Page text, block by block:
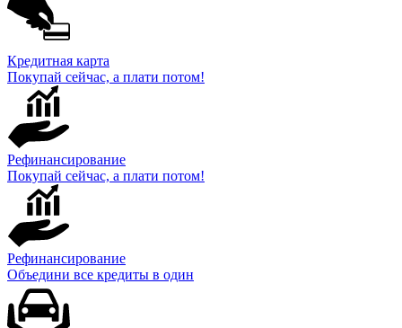
Кредитная карта
Покупай сейчас, а плати потом!
Рефинансирование
Покупай сейчас, а плати потом!
Рефинансирование
Объедини все кредиты в один